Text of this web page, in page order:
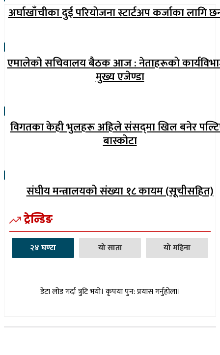
अर्घाखाँचीका दुई परियोजना स्टार्टअप कर्जाका लागि
एमालेको सचिवालय बैठक आज : नेताहरूको
मुख्य एजेण्डा
विगतका केही भुलहरू अहिले संसद्‍मा खिल बनेर
बास्कोटा
संघीय मन्त्रालयको संख्या १८ कायम (सूचीसहित)
ट्रेन्डिङ
२४ घण्टा यो साता यो महिना
डेटा लोड गर्दा त्रुटि भयो। कृपया पुन: प्रयास गर्नुहोला।